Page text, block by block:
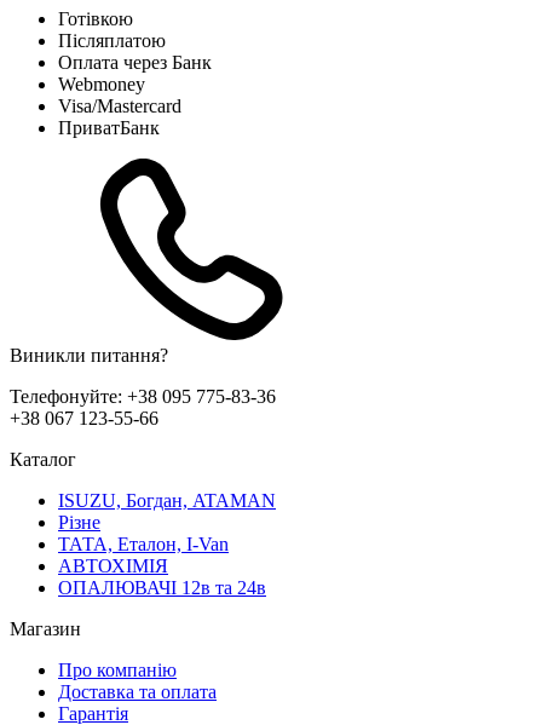
Готівкою
Післяплатою
Оплата через Банк
Webmoney
Visa/Mastercard
ПриватБанк
Виникли питання?
Телефонуйте: +38 095 775-83-36
+38 067 123-55-66
Каталог
ISUZU, Богдан, ATAMAN
Різне
ТАТА, Еталон, I-Van
АВТОХІМІЯ
ОПАЛЮВАЧІ 12в та 24в
Магазин
Про компанію
Доставка та оплата
Гарантія